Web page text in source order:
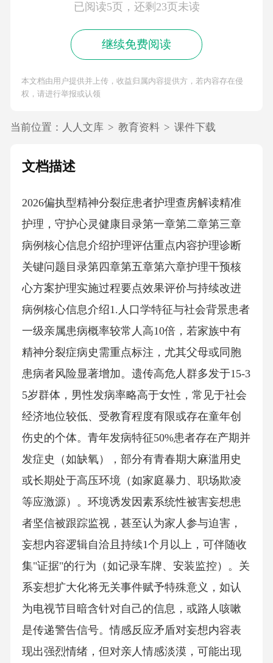
已阅读5页，还剩23页未读
继续免费阅读
本文档由用户提供并上传，收益归属内容提供方，若内容存在侵
权，请进行举报或认领
当前位置： 人人文库 > 教育资料 > 课件下载
文档描述
2026偏执型精神分裂症患者护理查房解读精准
护理，守护心灵健康目录第一章第二章第三章
病例核心信息介绍护理评估重点内容护理诊断
关键问题目录第四章第五章第六章护理干预核
心方案护理实施过程要点效果评价与持续改进
病例核心信息介绍1.人口学特征与社会背景患者
一级亲属患病概率较常人高10倍，若家族中有
精神分裂症病史需重点标注，尤其父母或同胞
患病者风险显著增加。遗传高危人群多发于15-3
5岁群体，男性发病率略高于女性，常见于社会
经济地位较低、受教育程度有限或存在童年创
伤史的个体。青年发病特征50%患者存在产期并
发症史（如缺氧），部分有青春期大麻滥用史
或长期处于高压环境（如家庭暴力、职场欺凌
等应激源）。环境诱发因素系统性被害妄想患
者坚信被跟踪监视，甚至认为家人参与迫害，
妄想内容逻辑自洽且持续1个月以上，可伴随收
集"证据"的行为（如记录车牌、安装监控）。关
系妄想扩大化将无关事件赋予特殊意义，如认
为电视节目暗含针对自己的信息，或路人咳嗽
是传递警告信号。情感反应矛盾对妄想内容表
现出强烈情绪，但对亲人情感淡漠，可能出现